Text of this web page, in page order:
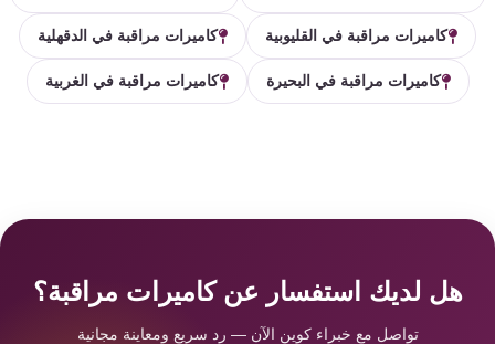
كاميرات مراقبة في القليوبية كاميرات مراقبة في الدقهلية
كاميرات مراقبة في البحيرة كاميرات مراقبة في الغربية
هل لديك استفسار عن كاميرات مراقبة؟
تواصل مع خبراء كوين الآن — رد سريع ومعاينة مجانية